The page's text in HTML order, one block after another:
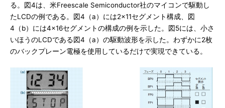
る。図4は、米Freescale Semiconductor社のマイコンで駆動し
たLCDの例である。図4（a）には2×11セグメント構成、図
4（b）には4×16セグメントの構成の例を示した。図5には、小さ
いほうのLCDである図4（a）の駆動波形を示した。わずかに2枚
のバックプレーン電極を使用しているだけで実現できている。